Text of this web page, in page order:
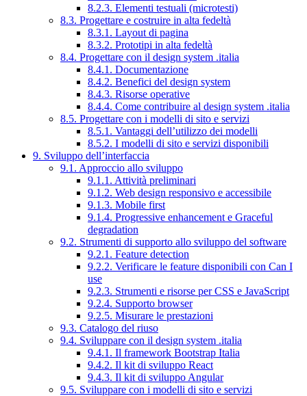
8.2.3. Elementi testuali (microtesti)
8.3. Progettare e costruire in alta fedeltà
8.3.1. Layout di pagina
8.3.2. Prototipi in alta fedeltà
8.4. Progettare con il design system .italia
8.4.1. Documentazione
8.4.2. Benefici del design system
8.4.3. Risorse operative
8.4.4. Come contribuire al design system .italia
8.5. Progettare con i modelli di sito e servizi
8.5.1. Vantaggi dell’utilizzo dei modelli
8.5.2. I modelli di sito e servizi disponibili
9. Sviluppo dell’interfaccia
9.1. Approccio allo sviluppo
9.1.1. Attività preliminari
9.1.2. Web design responsivo e accessibile
9.1.3. Mobile first
9.1.4. Progressive enhancement e Graceful
degradation
9.2. Strumenti di supporto allo sviluppo del software
9.2.1. Feature detection
9.2.2. Verificare le feature disponibili con Can I
use
9.2.3. Strumenti e risorse per CSS e JavaScript
9.2.4. Supporto browser
9.2.5. Misurare le prestazioni
9.3. Catalogo del riuso
9.4. Sviluppare con il design system .italia
9.4.1. Il framework Bootstrap Italia
9.4.2. Il kit di sviluppo React
9.4.3. Il kit di sviluppo Angular
9.5. Sviluppare con i modelli di sito e servizi